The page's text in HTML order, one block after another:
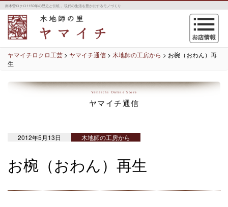
南木曽ロクロ1150年の歴史と伝統 。現代の生活を豊かにするモノづくり
navigation
ヤマイチロクロ工芸 > ヤマイチ通信 > 木地師の工房から > お椀（おわん）再
生
Yamaichi Online Store
ヤマイチ通信
2012年5月13日 木地師の工房から
お椀（おわん）再生